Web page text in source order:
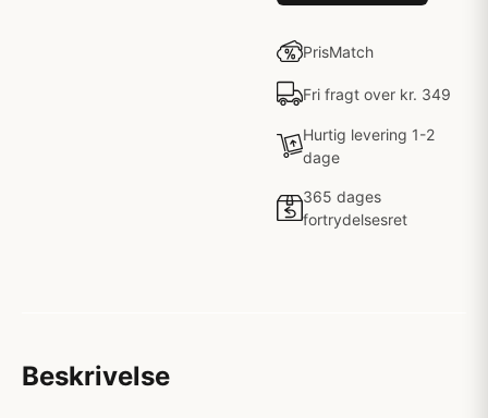
PrisMatch
Fri fragt over kr. 349
Hurtig levering 1-2
dage
365 dages
fortrydelsesret
Beskrivelse